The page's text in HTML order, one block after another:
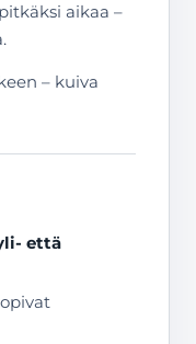
aikaa –
– kuiva
että